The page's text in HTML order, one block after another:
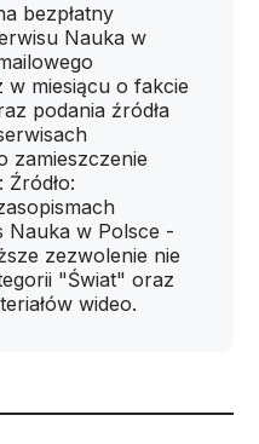
bezpłatny
Nauka w
miesiącu o fakcie
podania źródła
zamieszczenie
Nauka w Polsce -
zezwolenie nie
"Świat" oraz
wideo.